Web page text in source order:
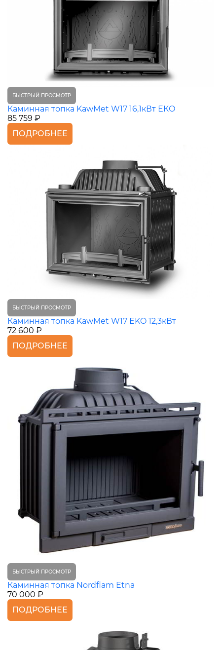
БЫСТРЫЙ ПРОСМОТР
Каминная топка KawMet W17 16,1кВт ЕКО
85 759 ₽
ПОДРОБНЕЕ
БЫСТРЫЙ ПРОСМОТР
Каминная топка KawMet W17 EKO 12,3кВт
72 600 ₽
ПОДРОБНЕЕ
БЫСТРЫЙ ПРОСМОТР
Каминная топка Nordflam Etna
70 000 ₽
ПОДРОБНЕЕ